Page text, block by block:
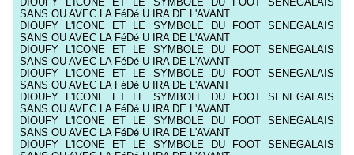
SANS OU AVEC LA FéDé U IRA DE L'AVANT
DIOUFY L'ICONE ET LE SYMBOLE DU FOOT SENEGALAIS
SANS OU AVEC LA FéDé U IRA DE L'AVANT
DIOUFY L'ICONE ET LE SYMBOLE DU FOOT SENEGALAIS
SANS OU AVEC LA FéDé U IRA DE L'AVANT
DIOUFY L'ICONE ET LE SYMBOLE DU FOOT SENEGALAIS
SANS OU AVEC LA FéDé U IRA DE L'AVANT
DIOUFY L'ICONE ET LE SYMBOLE DU FOOT SENEGALAIS
SANS OU AVEC LA FéDé U IRA DE L'AVANT
DIOUFY L'ICONE ET LE SYMBOLE DU FOOT SENEGALAIS
SANS OU AVEC LA FéDé U IRA DE L'AVANT
DIOUFY L'ICONE ET LE SYMBOLE DU FOOT SENEGALAIS